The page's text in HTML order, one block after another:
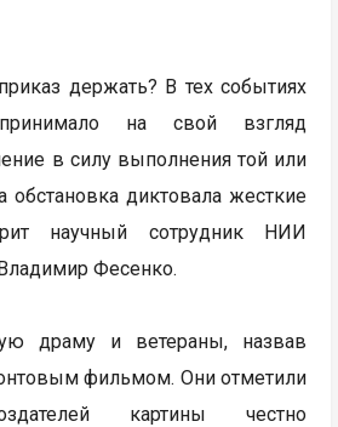
держать? В тех событиях
на свой взгляд
в силу выполнения той или
обстановка диктовала жесткие
научный сотрудник НИИ
Фесенко.
драму и ветераны, назвав
фильмом. Они отметили
картины честно